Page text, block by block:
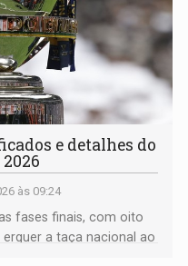
e detalhes do
às 09:24
fases finais, com oito
a taça nacional ao